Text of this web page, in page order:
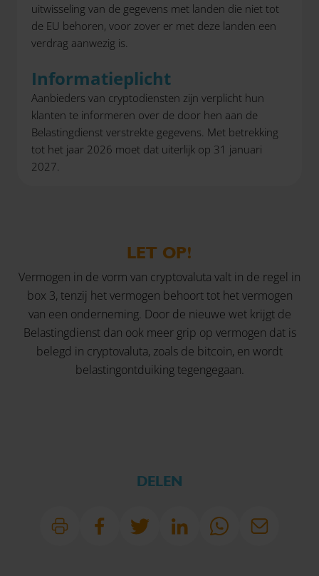
uitwisseling van de gegevens met landen die niet tot
de EU behoren, voor zover er met deze landen een
verdrag aanwezig is.
Informatieplicht
Aanbieders van cryptodiensten zijn verplicht hun
klanten te informeren over de door hen aan de
Belastingdienst verstrekte gegevens. Met betrekking
tot het jaar 2026 moet dat uiterlijk op 31 januari
2027.
LET OP!
Vermogen in de vorm van cryptovaluta valt in de regel in
box 3, tenzij het vermogen behoort tot het vermogen
van een onderneming. Door de nieuwe wet krijgt de
Belastingdienst dan ook meer grip op vermogen dat is
belegd in cryptovaluta, zoals de bitcoin, en wordt
belastingontduiking tegengegaan.
DELEN